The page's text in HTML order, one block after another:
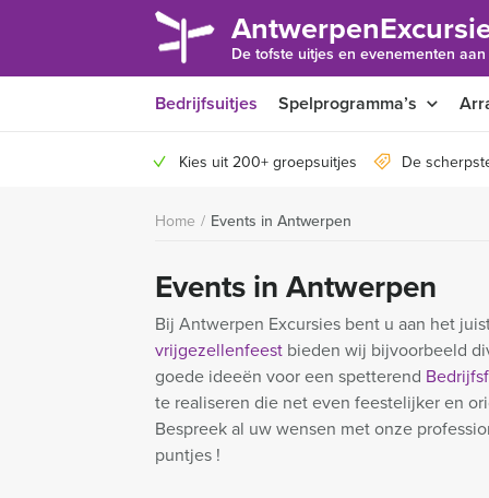
De tofste uitjes en evenementen
Bedrijfsuitjes Spelprogramma’s
Kies uit 200+ groepsuitjes De
Home / Events in Antwerpen
Events in Antwerpen
Bij Antwerpen Excursies bent u aan het
vrijgezellenfeest bieden wij bijvoorbeeld
goede ideeën voor een spetterend
te realiseren die net even feestelijker en
Bespreek al uw wensen met onze
puntjes !